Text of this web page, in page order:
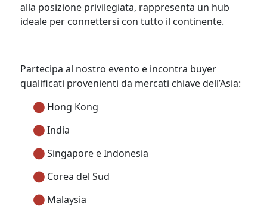
alla posizione privilegiata, rappresenta un hub
ideale per connettersi con tutto il continente.
Partecipa al nostro evento e incontra buyer
qualificati provenienti da mercati chiave dell’Asia:
Hong Kong
India
Singapore e Indonesia
Corea del Sud
Malaysia